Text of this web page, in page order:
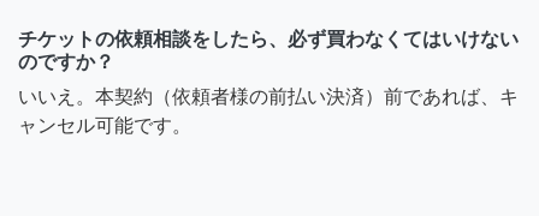
チケットの依頼相談をしたら、必ず買わなくてはいけない
のですか？
いいえ。本契約（依頼者様の前払い決済）前であれば、キ
ャンセル可能です。